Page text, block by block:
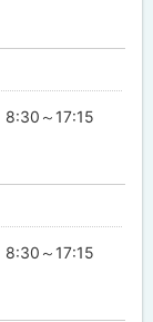
8:30～17:15
8:30～17:15